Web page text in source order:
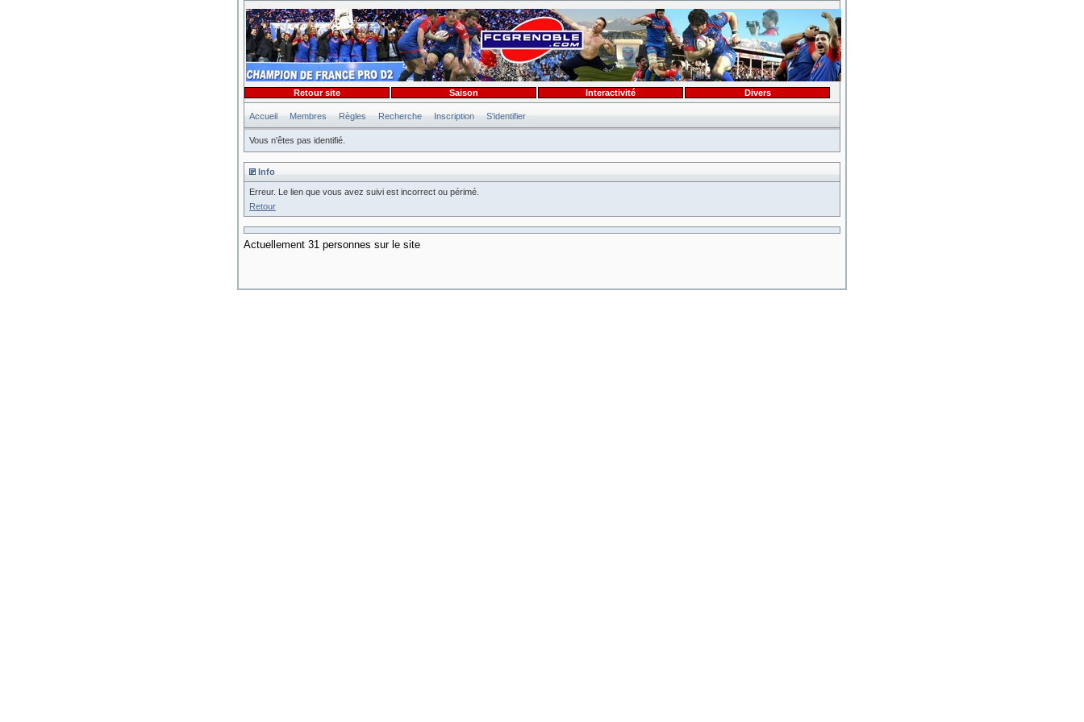
Accueil Membres Règles Recherche Inscription S'identifier
Vous n'êtes pas identifié.
Retour site Saison Interactivité Divers
Info
Erreur. Le lien que vous avez suivi est incorrect ou périmé.
Retour